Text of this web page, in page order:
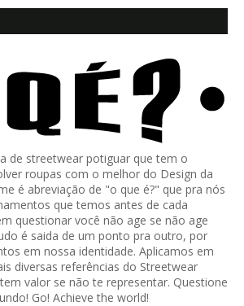
de streetwear potiguar que tem o
roupas com o melhor do Design da
é abreviação de "o que é?" que pra nós
que temos antes de cada
questionar você não age se não age
é saida de um ponto pra outro, por
em nossa identidade. Aplicamos em
diversas referências do Streetwear
valor se não te representar. Questione
Go! Achieve the world!